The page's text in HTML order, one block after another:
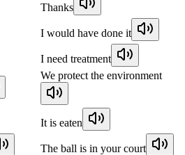
Thanks
I would have done it
I need treatment
We protect the environment
It is eaten
The ball is in your court